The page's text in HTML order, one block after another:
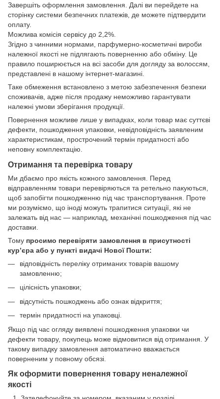
Завершіть оформлення замовлення. Далі ви перейдете на
сторінку системи безпечних платежів, де можете підтвердити
оплату.
Можлива комісія сервісу до 2,2%.
Згідно з чинними нормами, парфумерно-косметичні вироби
належної якості не підлягають поверненню або обміну. Це
правило поширюється на всі засоби для догляду за волоссям,
представлені в нашому інтернет-магазині.
Таке обмеження встановлено з метою забезпечення безпеки
споживачів, адже після продажу неможливо гарантувати
належні умови зберігання продукції.
Повернення можливе лише у випадках, коли товар має суттєві
дефекти, пошкодження упаковки, невідповідність заявленим
характеристикам, прострочений термін придатності або
неповну комплектацію.
Отримання та перевірка товару
Ми дбаємо про якість кожного замовлення. Перед
відправленням товари перевіряються та ретельно пакуються,
щоб запобігти пошкодженню під час транспортування. Проте
ми розуміємо, що іноді можуть трапитися ситуації, які не
залежать від нас — наприклад, механічні пошкодження під час
доставки.
Тому просимо перевіряти замовлення в присутності
кур’єра або у пункті видачі Нової Пошти:
відповідність переліку отриманих товарів вашому
замовленню;
цілісність упаковки;
відсутність пошкоджень або ознак відкриття;
термін придатності на упаковці.
Якщо під час огляду виявлені пошкодження упаковки чи
дефекти товару, покупець може відмовитися від отримання. У
такому випадку замовлення автоматично вважається
поверненим у повному обсязі.
Як оформити повернення товару неналежної
якості